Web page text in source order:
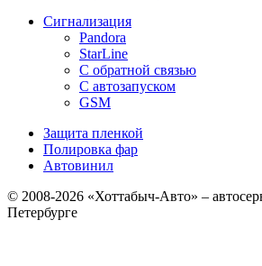
Сигнализация
Pandora
StarLine
С обратной связью
С автозапуском
GSM
Защита пленкой
Полировка фар
Автовинил
© 2008-2026 «Хоттабыч-Авто» –
Петербурге